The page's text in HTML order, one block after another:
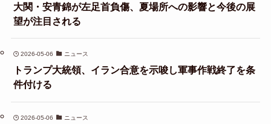
大関・安青錦が左足首負傷、夏場所への影響と今後の展
望が注目される
2026-05-06 ニュース
トランプ大統領、イラン合意を示唆し軍事作戦終了を条
件付ける
2026-05-06 ニュース